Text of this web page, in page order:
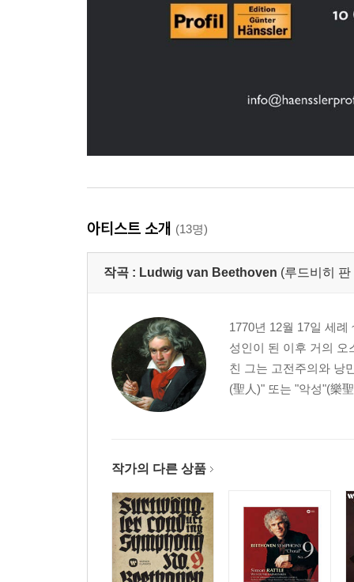
아티스트 소개 (13명)
작곡 : Ludwig van Beethoven (루드비히
1770년 12월 17일 세
성인이 된 이후 거의 오
친 그는 고전주의와 낭
(聖人)" 또는 "악성"(樂
작가의 다른 상품